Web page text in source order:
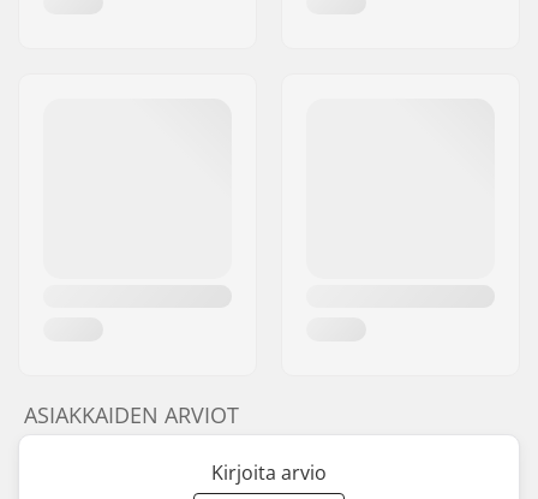
ASIAKKAIDEN ARVIOT
Kirjoita arvio